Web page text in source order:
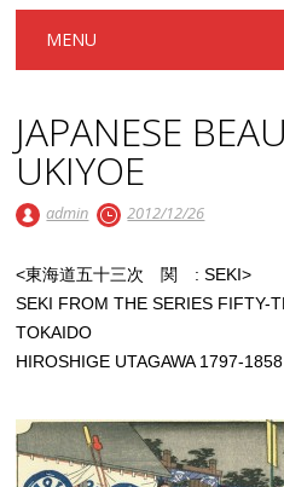
Main menu
MENU
JAPANESE
UKIYOE
admin 2012/12/26
<東海道五十三次 関 : SEKI>
SEKI FROM THE SERIES FIFTY-
TOKAIDO
HIROSHIGE UTAGAWA 1797-